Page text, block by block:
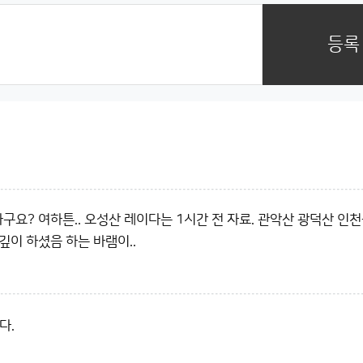
등록
요? 여하튼.. 오성산 레이다는 1시간 전 자료. 관악산 광덕산 인
이 하셨음 하는 바램이..
.